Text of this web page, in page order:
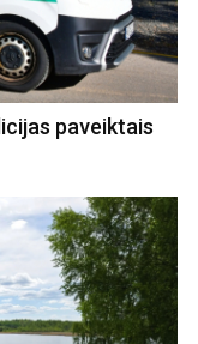
paveiktais